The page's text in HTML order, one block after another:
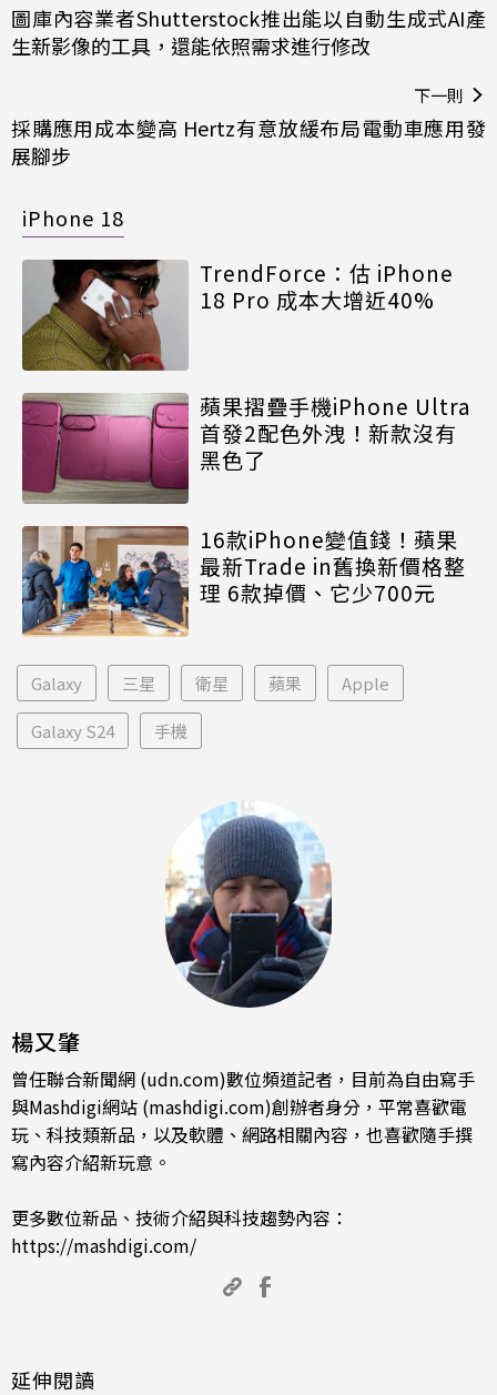
圖庫內容業者Shutterstock推出能以自動生成式AI產
生新影像的工具，還能依照需求進行修改
下一則
採購應用成本變高 Hertz有意放緩布局電動車應用發
展腳步
iPhone 18
TrendForce：估 iPhone
18 Pro 成本大增近40%
蘋果摺疊手機iPhone Ultra
首發2配色外洩！新款沒有
黑色了
16款iPhone變值錢！蘋果
最新Trade in舊換新價格整
理 6款掉價、它少700元
Galaxy 三星 衛星 蘋果 Apple
Galaxy S24 手機
楊又肇
曾任聯合新聞網 (udn.com)數位頻道記者，目前為自由寫手
與Mashdigi網站 (mashdigi.com)創辦者身分，平常喜歡電
玩、科技類新品，以及軟體、網路相關內容，也喜歡隨手撰
寫內容介紹新玩意。
更多數位新品、技術介紹與科技趨勢內容：
https://mashdigi.com/
延伸閱讀